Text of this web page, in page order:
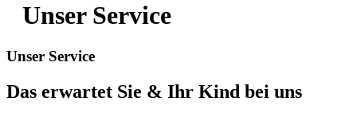
Unser Service
Unser Service
Das erwartet Sie & Ihr Kind bei uns